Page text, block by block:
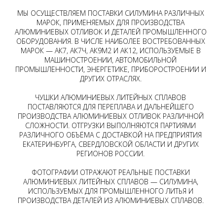
МЫ ОСУЩЕСТВЛЯЕМ ПОСТАВКИ СИЛУМИНА РАЗЛИЧНЫХ
МАРОК, ПРИМЕНЯЕМЫХ ДЛЯ ПРОИЗВОДСТВА
АЛЮМИНИЕВЫХ ОТЛИВОК И ДЕТАЛЕЙ ПРОМЫШЛЕННОГО
ОБОРУДОВАНИЯ. В ЧИСЛЕ НАИБОЛЕЕ ВОСТРЕБОВАННЫХ
МАРОК — АК7, АК7Ч, АК9М2 И АК12, ИСПОЛЬЗУЕМЫЕ В
МАШИНОСТРОЕНИИ, АВТОМОБИЛЬНОЙ
ПРОМЫШЛЕННОСТИ, ЭНЕРГЕТИКЕ, ПРИБОРОСТРОЕНИИ И
ДРУГИХ ОТРАСЛЯХ.
ЧУШКИ АЛЮМИНИЕВЫХ ЛИТЕЙНЫХ СПЛАВОВ
ПОСТАВЛЯЮТСЯ ДЛЯ ПЕРЕПЛАВА И ДАЛЬНЕЙШЕГО
ПРОИЗВОДСТВА АЛЮМИНИЕВЫХ ОТЛИВОК РАЗЛИЧНОЙ
СЛОЖНОСТИ. ОТГРУЗКИ ВЫПОЛНЯЮТСЯ ПАРТИЯМИ
РАЗЛИЧНОГО ОБЪЁМА С ДОСТАВКОЙ НА ПРЕДПРИЯТИЯ
ЕКАТЕРИНБУРГА, СВЕРДЛОВСКОЙ ОБЛАСТИ И ДРУГИХ
РЕГИОНОВ РОССИИ.
ФОТОГРАФИИ ОТРАЖАЮТ РЕАЛЬНЫЕ ПОСТАВКИ
АЛЮМИНИЕВЫХ ЛИТЕЙНЫХ СПЛАВОВ — СИЛУМИНА,
ИСПОЛЬЗУЕМЫХ ДЛЯ ПРОМЫШЛЕННОГО ЛИТЬЯ И
ПРОИЗВОДСТВА ДЕТАЛЕЙ ИЗ АЛЮМИНИЕВЫХ СПЛАВОВ.